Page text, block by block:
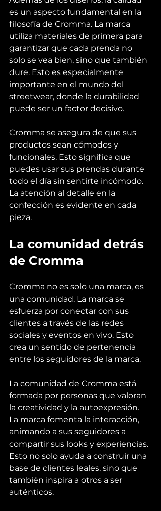
es un aspecto fundamental en la
filosofía de Cromma. La marca
utiliza materiales de primera para
garantizar que cada prenda no
solo se vea bien, sino que también
dure. Esto es especialmente
importante en el mundo del
streetwear, donde la durabilidad
puede ser un factor decisivo.
Cromma se asegura de que sus
productos sean cómodos y
funcionales. Esto significa que
puedes usar sus prendas durante
todo el día sin sentirte incómodo.
La atención al detalle en la
confección es evidente en cada
pieza.
La comunidad detrás
de Cromma
Cromma no es solo una marca, es
una comunidad. La marca se
esfuerza por conectar con sus
clientes a través de las redes
sociales y eventos en vivo. Esto
crea un sentido de pertenencia
entre los seguidores de la marca.
La comunidad de Cromma está
formada por personas que valoran
la creatividad y la autoexpresión.
La marca fomenta la interacción,
animando a sus seguidores a
compartir sus looks y experiencias.
Esto no solo ayuda a construir una
base de clientes leales, sino que
también inspira a otros a ser
auténticos.